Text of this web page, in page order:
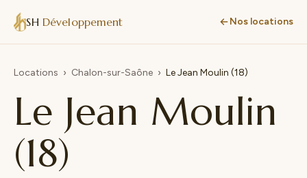
SH Développement Nos locations
Locations › Chalon-sur-Saône › Le Jean Moulin (18)
Le Jean Moulin
(18)